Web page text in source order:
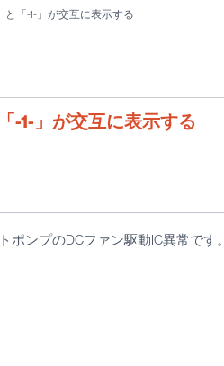
「-1-」が交互に表示する
-1-」が交互に表示する
ポンプのDCファン駆動IC異常です。